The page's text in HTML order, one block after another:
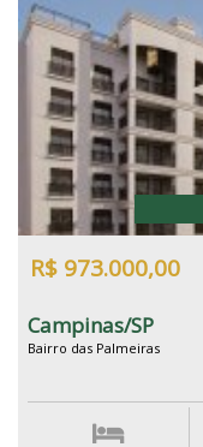
R$ 973.000,00
Campinas/SP
Bairro das Palmeiras